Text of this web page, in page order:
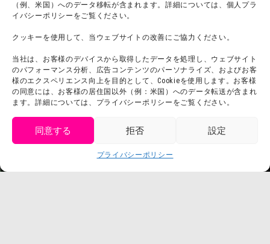
（例、米国）へのデータ移転が含まれます。詳細については、個人プラ
イバシーポリシーをご覧ください。
クッキーを使用して、当ウェブサイトの改善にご協力ください。
当社は、お客様のデバイスから取得したデータを処理し、ウェブサイト
のパフォーマンス分析、広告コンテンツのパーソナライズ、およびお客
様のエクスペリエンス向上を目的として、Cookieを使用します。お客様
の同意には、お客様の居住国以外（例：米国）へのデータ転送が含まれ
ます。詳細については、プライバシーポリシーをご覧ください。
同意する 拒否 設定
プライバシーポリシー
団体利用について
お問い合わせ
利用規約
プライバシーポリシー
プレスリリース
メディア掲載実績
会社概要
スタッフ募集